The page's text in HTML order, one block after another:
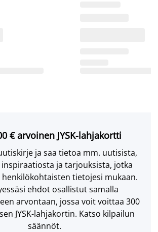
€ arvoinen JYSK-lahjakortti
ja saa tietoa mm. uutisista,
ja tarjouksista, jotka
tietojesi mukaan.
ehdot osallistut samalla
arvontaan, jossa voit voittaa 300
JYSK-lahjakortin. Katso kilpailun
säännöt.